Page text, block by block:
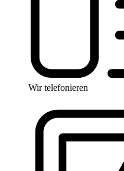
Wir telefonieren